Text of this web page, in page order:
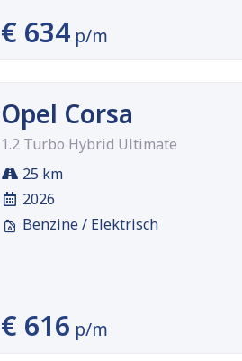
€ 634 p/m
Opel Corsa
1.2 Turbo Hybrid Ultimate
25 km
2026
Benzine / Elektrisch
€ 616 p/m